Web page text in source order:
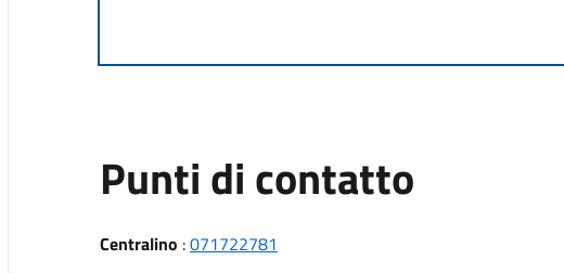
Punti di contatto
Centralino :071722781